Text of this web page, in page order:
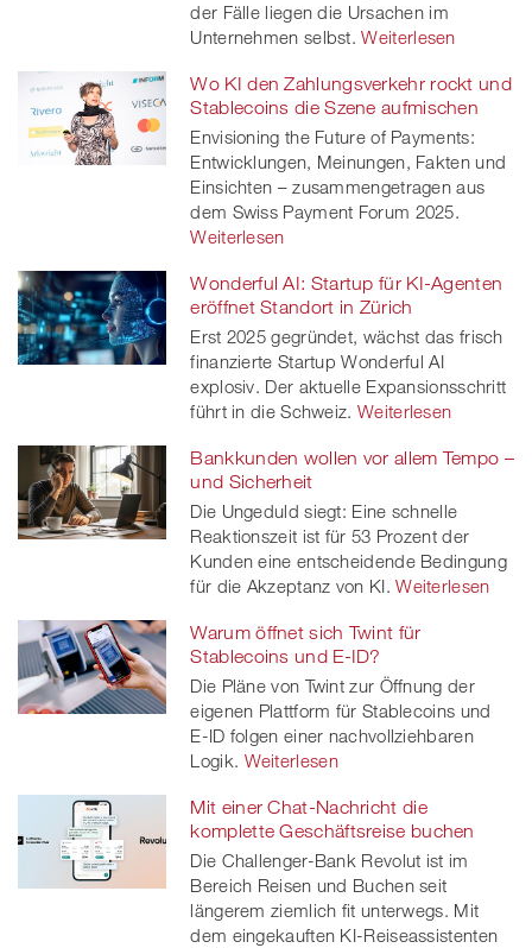
der Fälle liegen die Ursachen im
Unternehmen selbst. Weiterlesen
Wo KI den Zahlungsverkehr rockt und
Stablecoins die Szene aufmischen
Envisioning the Future of Payments:
Entwicklungen, Meinungen, Fakten und
Einsichten – zusammengetragen aus
dem Swiss Payment Forum 2025.
Weiterlesen
Wonderful AI: Startup für KI-Agenten
eröffnet Standort in Zürich
Erst 2025 gegründet, wächst das frisch
finanzierte Startup Wonderful AI
explosiv. Der aktuelle Expansionsschritt
führt in die Schweiz. Weiterlesen
Bankkunden wollen vor allem Tempo –
und Sicherheit
Die Ungeduld siegt: Eine schnelle
Reaktionszeit ist für 53 Prozent der
Kunden eine entscheidende Bedingung
für die Akzeptanz von KI.Weiterlesen
Warum öffnet sich Twint für
Stablecoins und E-ID?
Die Pläne von Twint zur Öffnung der
eigenen Plattform für Stablecoins und
E-ID folgen einer nachvollziehbaren
Logik. Weiterlesen
Mit einer Chat-Nachricht die
komplette Geschäftsreise buchen
Die Challenger-Bank Revolut ist im
Bereich Reisen und Buchen seit
längerem ziemlich fit unterwegs. Mit
dem eingekauften KI-Reiseassistenten